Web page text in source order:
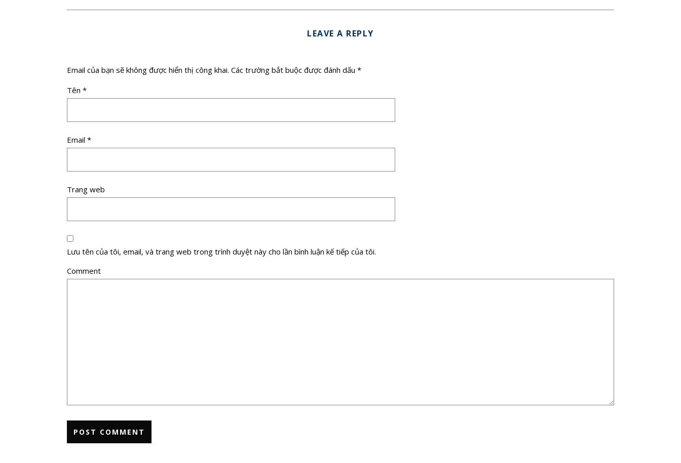
LEAVE A REPLY
Email của bạn sẽ không được hiển thị công khai. Các trường bắt buộc được đánh dấu *
Tên *
Email *
Trang web
Lưu tên của tôi, email, và trang web trong trình duyệt này cho lần bình luận kế tiếp của tôi.
Comment